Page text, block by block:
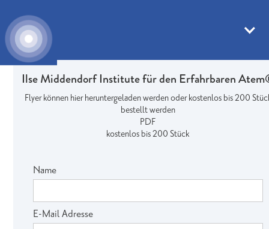
Ilse Middendorf Institute für den Erfahrbaren
Flyer können hier heruntergeladen werden oder kostenlos bis 200
bestellt werden
PDF
kostenlos bis 200 Stück
Name
E-Mail Adresse